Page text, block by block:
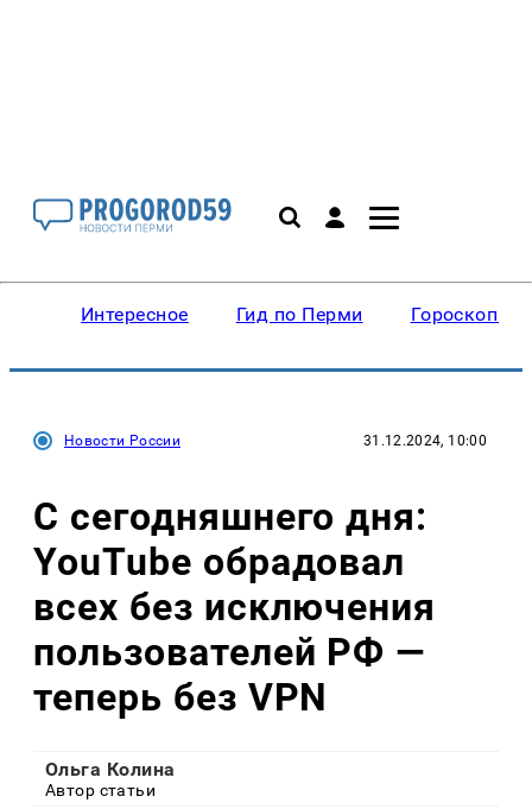
Интересное Гид по Перми Гороскопы
Новости России 31.12.2024, 10:00
С сегодняшнего дня:
YouTube обрадовал
всех без исключения
пользователей РФ —
теперь без VPN
Ольга Колина
Автор статьи